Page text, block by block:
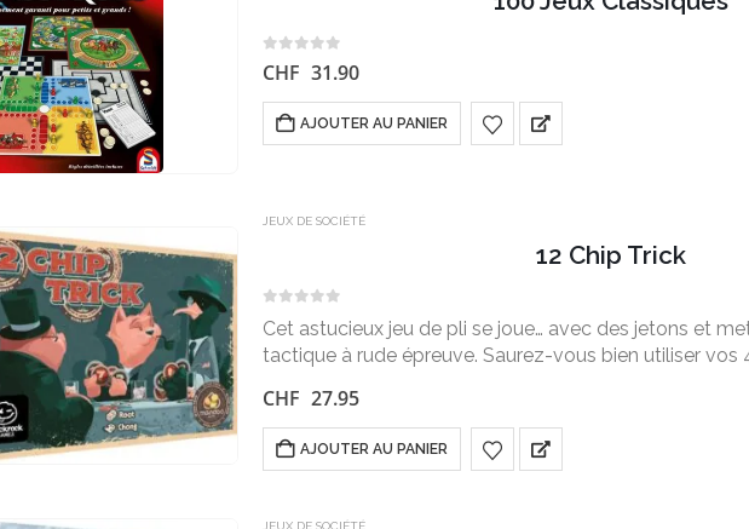
0sur 5
CHF 31.90
AJOUTER AU PANIER
JEUX DE SOCIÉTÉ
12 Chip Trick
Cet astucieux jeu de pli se joue… avec des jetons et
tactique à rude épreuve. Saurez-vous bien utiliser vos
CHF 27.95
AJOUTER AU PANIER